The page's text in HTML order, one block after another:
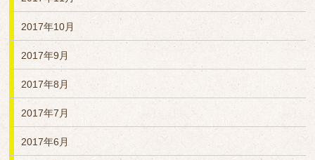
2017年10月
2017年9月
2017年8月
2017年7月
2017年6月